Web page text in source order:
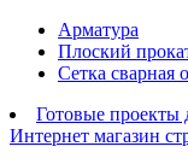
Арматура
Плоский
Сетка сварная
Готовые проекты
Интернет магазин